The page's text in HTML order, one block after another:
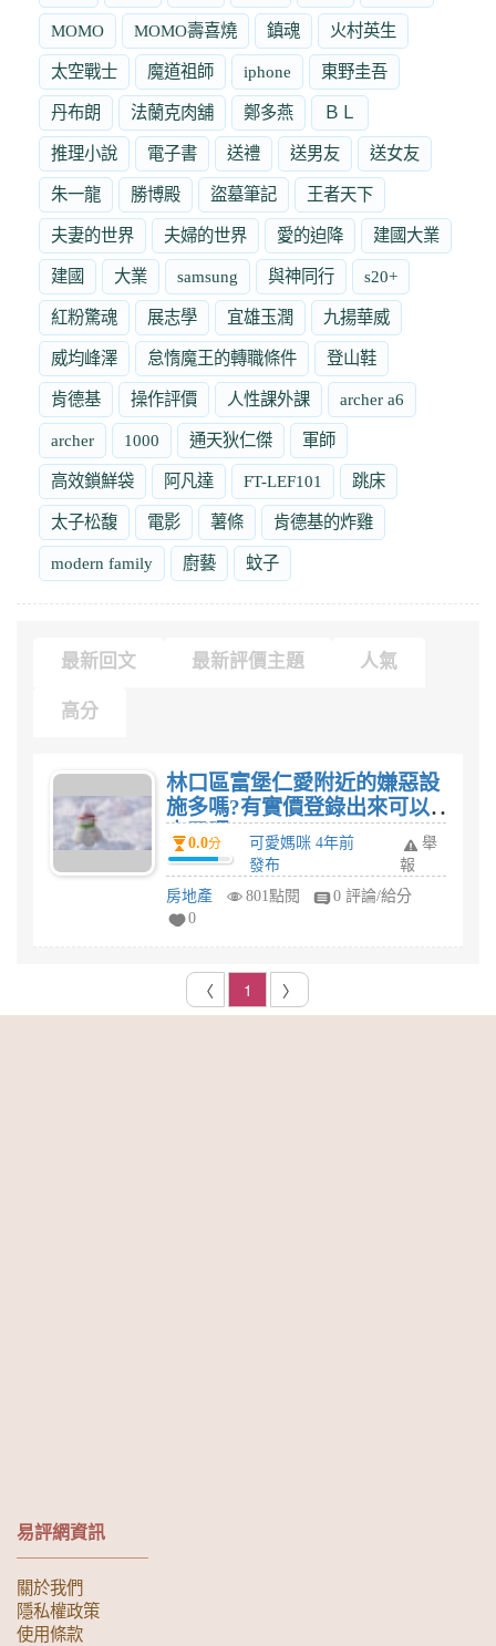
MOMO MOMO壽喜燒 鎮魂 火村英生
太空戰士 魔道祖師 iphone 東野圭吾
丹布朗 法蘭克肉舖 鄭多燕 ＢＬ
推理小說 電子書 送禮 送男友 送女友
朱一龍 勝博殿 盜墓筆記 王者天下
夫妻的世界 夫婦的世界 愛的迫降 建國大業
建國 大業 samsung 與神同行 s20+
紅粉驚魂 展志學 宜雄玉潤 九揚華威
威均峰澤 怠惰魔王的轉職條件 登山鞋
肯德基 操作評價 人性課外課 archer a6
archer 1000 通天狄仁傑 軍師
高效鎖鮮袋 阿凡達 FT-LEF101 跳床
太子松馥 電影 薯條 肯德基的炸雞
modern family 廚藝 蚊子
最新回文 最新評價主題 人氣
高分
林口區富堡仁愛附近的嫌惡設
施多嗎?有實價登錄出來可以
查了嗎?
0.0分
可愛媽咪 4年前
發布
舉
報
房地產
801點閱
0 評論/給分
0
〈 1 〉
易評網資訊
關於我們
隱私權政策
使用條款